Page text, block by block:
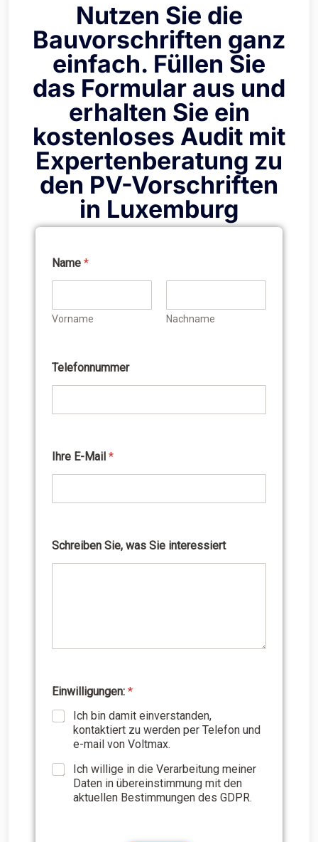
Nutzen Sie die
Bauvorschriften ganz
einfach. Füllen Sie
das Formular aus und
erhalten Sie ein
kostenloses Audit mit
Expertenberatung zu
den PV-Vorschriften
in Luxemburg
Name *
Vorname Nachname
E
i
w
l
n
n
:
Telefonnummer
Ihre E-Mail *
Schreiben Sie, was Sie interessiert
Einwilligungen: *
Ich bin damit einverstanden,
kontaktiert zu werden per Telefon und
e-mail von Voltmax.
Ich willige in die Verarbeitung meiner
Daten in übereinstimmung mit den
aktuellen Bestimmungen des GDPR.